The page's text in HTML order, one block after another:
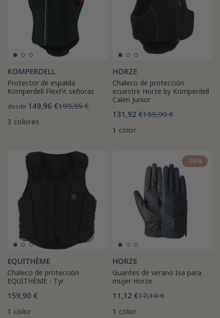
KOMPERDELL
Protector de espalda
Komperdell FlexFit señoras
desde 149,96 €199,95 €
3 colores
HORZE
Chaleco de protección
ecuestre Horze by Komperdell
Caleri Junior
131,92 €159,99 €
1 color
EQUITHÈME
Chaleco de protección
EQUITHÈME - Tyr
159,90 €
1 color
-35%
HORZE
Guantes de verano Isa para
mujer Horze
11,12 €17,10 €
1 color